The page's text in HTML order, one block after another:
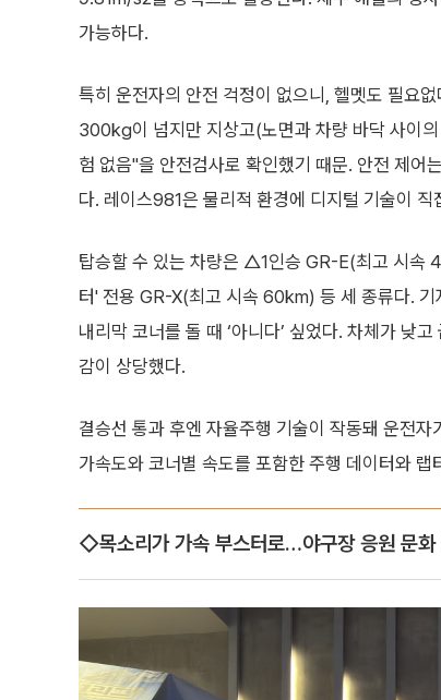
가능하다.
특히 운전자의 안전 걱정이 없으니, 헬멧도 필요
300kg이 넘지만 지상고(노면과 차량 바닥 사이
험 없음"을 안전검사로 확인했기 때문. 안전 제어
다. 레이스981은 물리적 환경에 디지털 기술이
탑승할 수 있는 차량은 △1인승 GR-E(최고 시
터' 전용 GR-X(최고 시속 60km) 등 세 종류다.
내리막 코너를 돌 때 ‘아니다’ 싶었다. 차체가 낮
감이 상당했다.
결승선 통과 후엔 자율주행 기술이 작동돼 운전
가속도와 코너별 속도를 포함한 주행 데이터와
◇목소리가 가속 부스터로…야구장 응원 문화